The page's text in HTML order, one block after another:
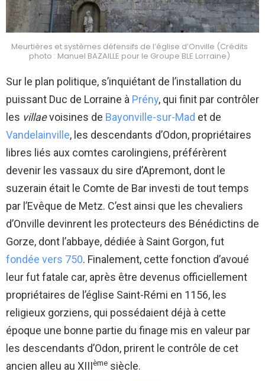
Meurtières et systèmes défensifs de l’église d’Onville (Crédits
photo : Manuel BAZAILLE pour le Groupe BLE Lorraine)
Sur le plan politique, s’inquiétant de l’installation du
puissant Duc de Lorraine à Prény, qui finit par contrôler
les villaevoisines de Bayonville-sur-Mad et de
Vandelainville, les descendants d’Odon, propriétaires
libres liés aux comtes carolingiens, préférèrent
devenir les vassaux du sire d’Apremont, dont le
suzerain était le Comte de Bar investi de tout temps
par l’Evêque de Metz. C’est ainsi que les chevaliers
d’Onville devinrent les protecteurs des Bénédictins de
Gorze, dont l’abbaye, dédiée à Saint Gorgon, fut
fondée vers 750. Finalement, cette fonction d’avoué
leur fut fatale car, après être devenus officiellement
propriétaires de l’église Saint-Rémi en 1156, les
religieux gorziens, qui possédaient déjà à cette
époque une bonne partie du finage mis en valeur par
les descendants d’Odon, prirent le contrôle de cet
ancien alleu au XIIIème siècle.